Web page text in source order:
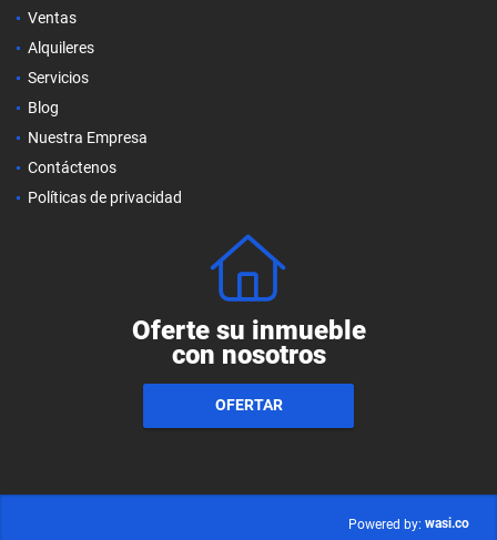
Ventas
Alquileres
Servicios
Blog
Nuestra Empresa
Contáctenos
Políticas de privacidad
Oferte su inmueble
con nosotros
OFERTAR
Powered by: wasi.co